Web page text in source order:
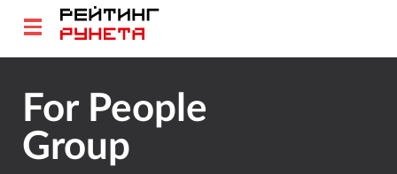
For People
Group